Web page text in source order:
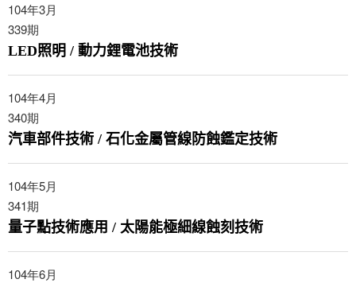
104年3月
339期
LED照明 / 動力鋰電池技術
104年4月
340期
汽車部件技術 / 石化金屬管線防蝕鑑定技術
104年5月
341期
量子點技術應用 / 太陽能極細線蝕刻技術
104年6月